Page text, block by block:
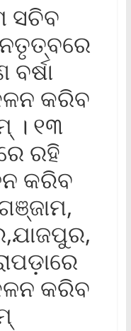
ସଚିବ
କରିବ
। ୧୩
ରହି
କରିବ
କରିବ